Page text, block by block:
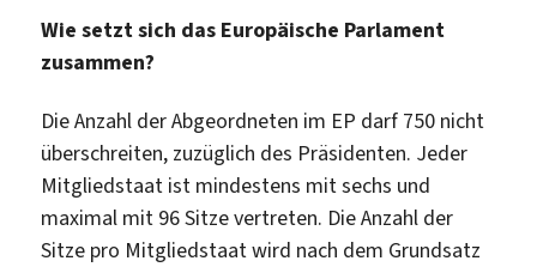
Wie setzt sich das Europäische Parlament
zusammen?
Die Anzahl der Abgeordneten im EP darf 750 nicht
überschreiten, zuzüglich des Präsidenten. Jeder
Mitgliedstaat ist mindestens mit sechs und
maximal mit 96 Sitze vertreten. Die Anzahl der
Sitze pro Mitgliedstaat wird nach dem Grundsatz